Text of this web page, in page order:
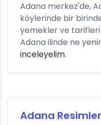
Adana merkez'de,
köylerinde bir
yemekler ve tarifleri
Adana ilinde ne
inceleyelim.
Adana